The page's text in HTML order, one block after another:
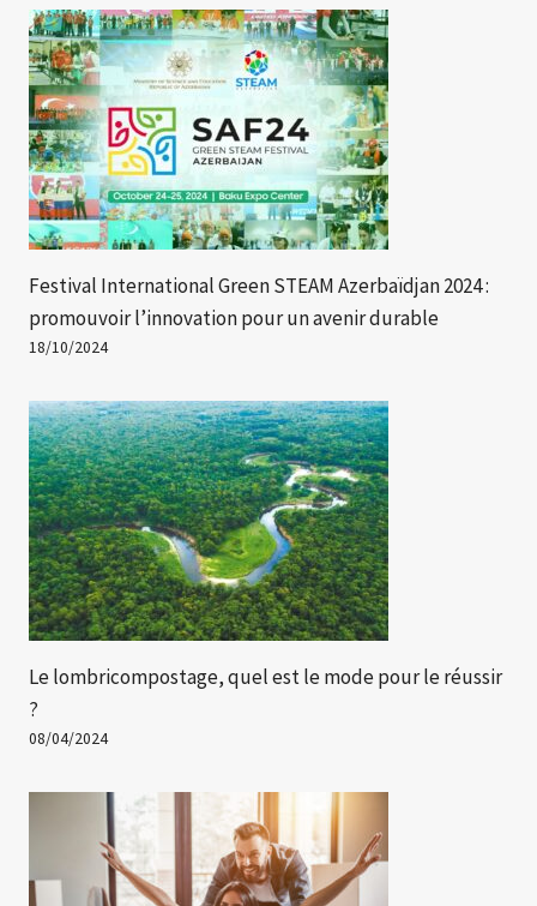
Festival International Green STEAM Azerbaïdjan 2024 :
promouvoir l’innovation pour un avenir durable
18/10/2024
Le lombricompostage, quel est le mode pour le réussir
?
08/04/2024